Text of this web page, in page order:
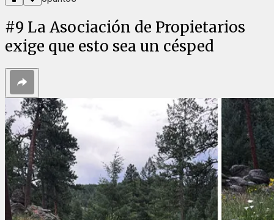
#9 La Asociación de Propietarios
exige que esto sea un césped